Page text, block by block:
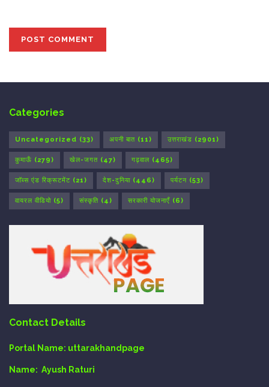
Categories
Uncategorized (33) अपनी बात (11) उत्तराखंड (2901)
कुमाऊँ (279) खेल-जगत (47) गढ़वाल (465)
जॉब्स एंड रिक्रूटमेंट (21) देश-दुनिया (446) पर्यटन (53)
वायरल वीडियो (5) संस्कृति (4) सरकारी योजनाएँ (6)
Contact Details
Portal Name: uttarakhandpage
Name: Ayush Raturi